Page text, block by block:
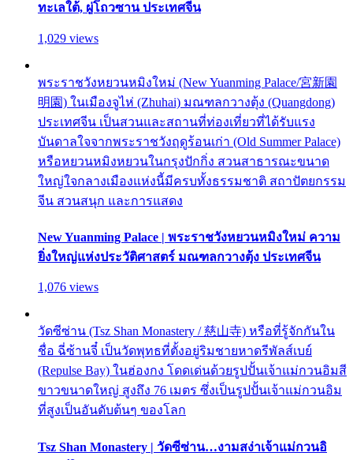
ทะเลใต้, ผู่โถวซาน ประเทศจีน
1,029 views
พระราชวังหยวนหมิงใหม่ (New Yuanming Palace/宮新園
明園) ในเมืองจูไห่ (Zhuhai) มณฑลกวางตุ้ง (Quangdong)
ประเทศจีน เป็นสวนและสถานที่ท่องเที่ยวที่ได้รับแรง
บันดาลใจจากพระราชวังฤดูร้อนเก่า (Old Summer Palace)
หรือหยวนหมิงหยวนในกรุงปักกิ่ง สวนสาธารณะขนาด
ใหญ่ใจกลางเมืองแห่งนี้มีครบทั้งธรรมชาติ สถาปัตยกรรม
จีน สวนสนุก และการแสดง
New Yuanming Palace | พระราชวังหยวนหมิงใหม่ ความ
ยิ่งใหญ่แห่งประวัติศาสตร์ มณฑลกวางตุ้ง ประเทศจีน
1,076 views
วัดซีซ่าน (Tsz Shan Monastery / 慈山寺) หรือที่รู้จักกันใน
ชื่อ ฉี่ซ้านจี๋ เป็นวัดพุทธที่ตั้งอยู่ริมชายหาดรีพัลส์เบย์
(Repulse Bay) ในฮ่องกง โดดเด่นด้วยรูปปั้นเจ้าแม่กวนอิมสี
ขาวขนาดใหญ่ สูงถึง 76 เมตร ซึ่งเป็นรูปปั้นเจ้าแม่กวนอิม
ที่สูงเป็นอันดับต้นๆ ของโลก
Tsz Shan Monastery | วัดซีซ่าน…งามสง่าเจ้าแม่กวนอิ